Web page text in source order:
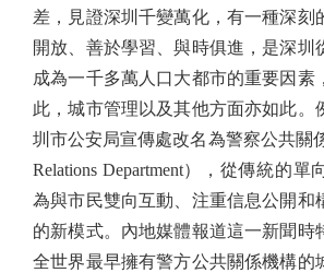
差，見證深圳千變萬化，有一種深刻
開放、善於學習、與時俱進，是深圳
成為一千多萬人口大都市的重要因素
此，城市管理以及其他方面亦如此。
圳市公安局宣傳處改名為警察公共關
Relations Department），從傳統的
為與市民雙向互動、注重信息公開和
的新模式。內地媒體報道這一新聞時
全世界最早擁有警方公共關係機構的